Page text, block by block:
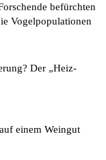
befürchten
Vogelpopulationen
Der „Heiz-
einem Weingut